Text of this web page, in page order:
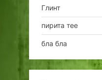
Глинт
пирита тее
бла бла